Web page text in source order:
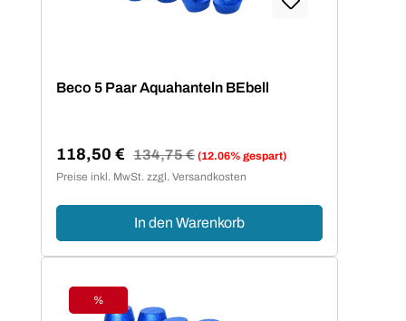
Beco 5 Paar Aquahanteln BEbell
Verkaufspreis:
118,50 € Regulärer Preis:
134,75 € (12.06% gespart)
Preise inkl. MwSt. zzgl. Versandkosten
In den Warenkorb
Rabatt
%